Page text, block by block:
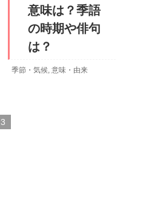
意味は？季語
の時期や俳句
は？
季節・気候, 意味・由来
3